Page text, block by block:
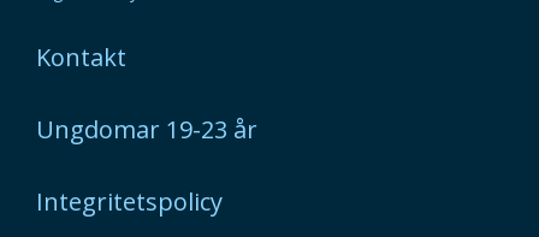
Kontakt
Ungdomar 19-23 år
Integritetspolicy